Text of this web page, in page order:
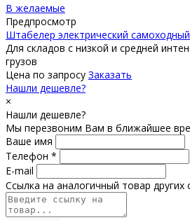
В желаемые
Предпросмотр
Штабелер электрический
Для складов с низкой и средней
грузов
Цена по запросу Заказать
Нашли дешевле?
×
Нашли дешевле?
Мы перезвоним Вам в ближайшее
Ваше имя
Телефон *
E-mail
Ссылка на аналогичный товар других